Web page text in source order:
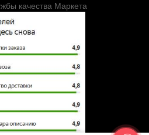
качества Маркета